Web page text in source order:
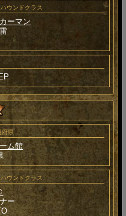
ウンドクラス
ーマン
府県
ム館
ウンドクラス
ー